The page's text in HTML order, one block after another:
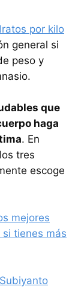
por kilo
general si
peso y
que
haga
. En
tres
escoge
mejores
tienes más